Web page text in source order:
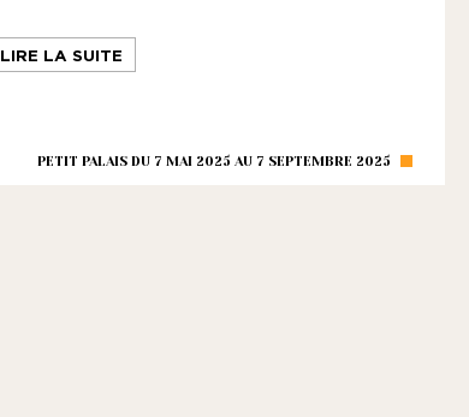
LIRE LA SUITE
PETIT PALAIS DU 7 MAI 2025 AU 7 SEPTEMBRE 2025